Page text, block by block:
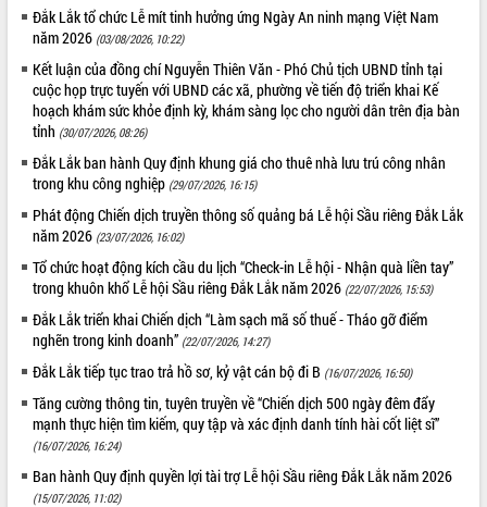
VIDEO
Không có file video nào để phát.
ALBUM ẢNH
LIÊN KẾT WEB
THỐNG KÊ TRUY CẬP
Hôm nay:
26162
Tất cả: 66111830
Đắk Lắk tổ chức Lễ mít tinh hưởng ứng Ngày An ninh mạng Việt Nam
năm 2026 (03/08/2026, 10:22)
Kết luận của đồng chí Nguyễn Thiên Văn - Phó Chủ tịch UBND tỉnh tại
cuộc họp trực tuyến với UBND các xã, phường về tiến độ triển khai Kế
hoạch khám sức khỏe định kỳ, khám sàng lọc cho người dân trên địa bàn
tỉnh (30/07/2026, 08:26)
Đắk Lắk ban hành Quy định khung giá cho thuê nhà lưu trú công nhân
trong khu công nghiệp (29/07/2026, 16:15)
Phát động Chiến dịch truyền thông số quảng bá Lễ hội Sầu riêng Đắk Lắk
năm 2026 (23/07/2026, 16:02)
Tổ chức hoạt động kích cầu du lịch “Check-in Lễ hội - Nhận quà liền tay”
trong khuôn khổ Lễ hội Sầu riêng Đắk Lắk năm 2026 (22/07/2026, 15:53)
Đắk Lắk triển khai Chiến dịch “Làm sạch mã số thuế - Tháo gỡ điểm
nghẽn trong kinh doanh” (22/07/2026, 14:27)
Đắk Lắk tiếp tục trao trả hồ sơ, kỷ vật cán bộ đi B (16/07/2026, 16:50)
Tăng cường thông tin, tuyên truyền về “Chiến dịch 500 ngày đêm đẩy
mạnh thực hiện tìm kiếm, quy tập và xác định danh tính hài cốt liệt sĩ”
(16/07/2026, 16:24)
Ban hành Quy định quyền lợi tài trợ Lễ hội Sầu riêng Đắk Lắk năm 2026
(15/07/2026, 11:02)